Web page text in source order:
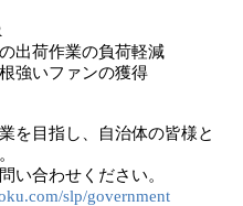
出荷作業の負荷軽減
強いファンの獲得
を目指し、自治体の皆様と
い合わせください。
slp/government